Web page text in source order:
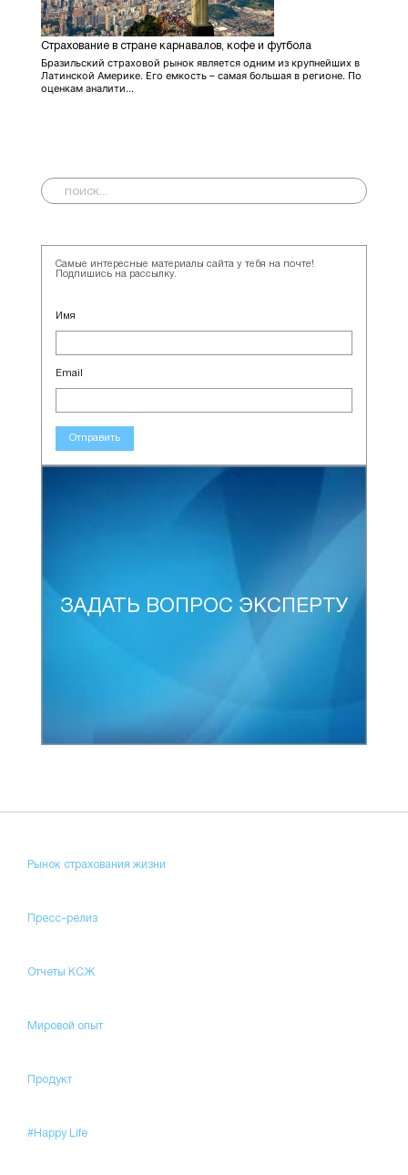
Страхование в стране карнавалов, кофе и футбола
Бразильский страховой рынок является одним из крупнейших в
Латинской Америке. Его емкость – самая большая в регионе. По
оценкам аналити...
Самые интересные материалы сайта у тебя на почте!
Подпишись на рассылку.
Имя
Email
Отправить
ЗАДАТЬ ВОПРОС ЭКСПЕРТУ
Рынок страхования жизни
Пресс-релиз
Отчеты КСЖ
Мировой опыт
Продукт
#Happy Life